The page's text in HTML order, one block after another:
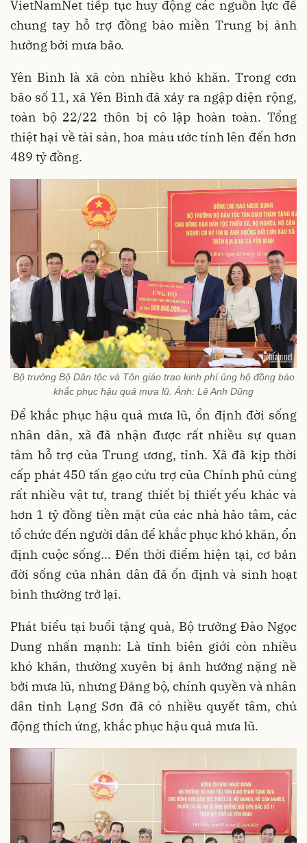
VietNamNet tiếp tục huy động các nguồn lực để
chung tay hỗ trợ đồng bào miền Trung bị ảnh
hưởng bởi mưa bão.
Yên Bình là xã còn nhiều khó khăn. Trong cơn
bão số 11, xã Yên Bình đã xảy ra ngập diện rộng,
toàn bộ 22/22 thôn bị cô lập hoàn toàn. Tổng
thiệt hại về tài sản, hoa màu ước tính lên đến hơn
489 tỷ đồng.
Bộ trưởng Bộ Dân tộc và Tôn giáo trao kinh phí ủng hộ đồng bào
khắc phục hậu quả mưa lũ. Ảnh: Lê Anh Dũng
Để khắc phục hậu quả mưa lũ, ổn định đời sống
nhân dân, xã đã nhận được rất nhiều sự quan
tâm hỗ trợ của Trung ương, tỉnh. Xã đã kịp thời
cấp phát 450 tấn gạo cứu trợ của Chính phủ cùng
rất nhiều vật tư, trang thiết bị thiết yếu khác và
hơn 1 tỷ đồng tiền mặt của các nhà hảo tâm, các
tổ chức đến người dân để khắc phục khó khăn, ổn
định cuộc sống... Đến thời điểm hiện tại, cơ bản
đời sống của nhân dân đã ổn định và sinh hoạt
bình thường trở lại.
Phát biểu tại buổi tặng quà, Bộ trưởng Đào Ngọc
Dung nhấn mạnh: Là tỉnh biên giới còn nhiều
khó khăn, thường xuyên bị ảnh hưởng nặng nề
bởi mưa lũ, nhưng Đảng bộ, chính quyền và nhân
dân tỉnh Lạng Sơn đã có nhiều quyết tâm, chủ
động thích ứng, khắc phục hậu quả mưa lũ.